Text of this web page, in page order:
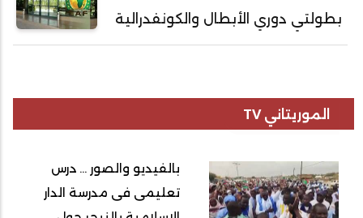
بطولتي دوري الأبطال والكونفدرالية
الموريتاني TV
بالفيديو والصور ... درس
تعليمى فى مدرسة الدار